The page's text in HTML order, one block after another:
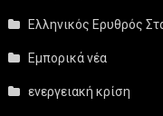
Ελληνικός Ερυθρός
Εμπορικά νέα
ενεργειακή κρίση